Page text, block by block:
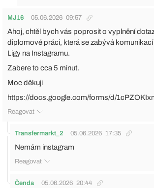
MJ16 05.06.2026 09:57
Ahoj, chtěl bych vás poprosit o vyplnění
diplomové práci, která se zabývá
Ligy na Instagramu.
Zabere to cca 5 minut.
Moc děkuji
https://docs.google.com/forms/d/
Reagovat
Transfermarkt_2 05.06.2026 17:35
Nemám instagram
Reagovat
Čenda 05.06.2026 20:44